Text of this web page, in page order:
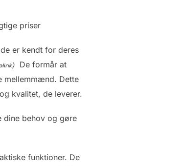
priser
er kendt for deres
De formår at
mellemmænd. Dette
kvalitet, de leverer.
dine behov og gøre
funktioner. De